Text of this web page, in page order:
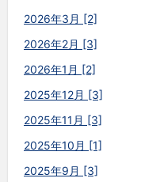
2026年3月 [2]
2026年2月 [3]
2026年1月 [2]
2025年12月 [3]
2025年11月 [3]
2025年10月 [1]
2025年9月 [3]